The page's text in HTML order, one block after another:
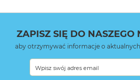
ZAPISZ SIĘ DO NASZEGO
aby otrzymywać informacje o